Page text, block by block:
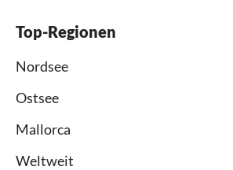
Top-Regionen
Nordsee
Ostsee
Mallorca
Weltweit